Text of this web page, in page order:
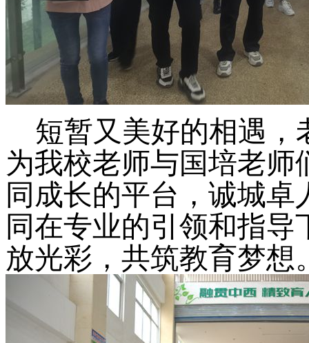
短暂又美好的相遇，
为我校老师与国培老
同成长的平台，诚城
同在专业的引领和指
放光彩，共筑教育梦想